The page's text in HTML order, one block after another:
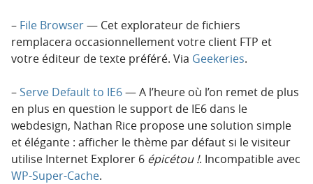
– File Browser— Cet explorateur de fichiers
remplacera occasionnellement votre client FTP et
votre éditeur de texte préféré. Via Geekeries.
– Serve Default to IE6— A l’heure où l’on remet de plus
en plus en question le support de IE6 dans le
webdesign, Nathan Rice propose une solution simple
et élégante : afficher le thème par défaut si le visiteur
utilise Internet Explorer 6 épicétou !. Incompatible avec
WP-Super-Cache.